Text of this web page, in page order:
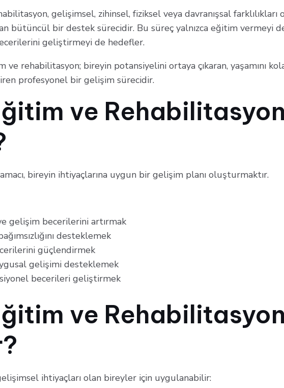
gelişimsel, zihinsel, fiziksel veya davranışsal
bütüncül bir destek sürecidir. Bu süreç yalnızca eğitim vermeyi
geliştirmeyi de hedefler.
ve rehabilitasyon; bireyin potansiyelini ortaya çıkaran, yaşamını
profesyonel bir gelişim sürecidir.
ve
bireyin ihtiyaçlarına uygun bir gelişim planı oluşturmaktır.
gelişim becerilerini artırmak
desteklemek
güçlendirmek
gelişimi desteklemek
becerileri geliştirmek
ve
ihtiyaçları olan bireyler için uygulanabilir: